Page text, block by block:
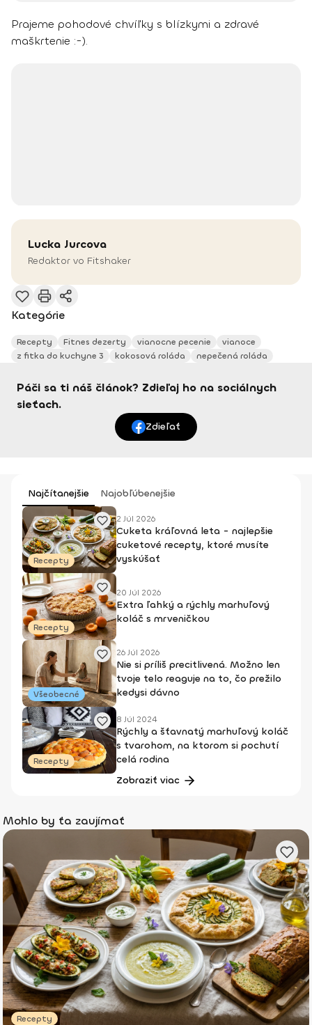
Prajeme pohodové chvíľky s blízkymi a zdravé
maškrtenie :-).
Lucka Jurcova
Redaktor vo Fitshaker
Kategórie
Recepty Fitnes dezerty vianocne pecenie
vianoce
z fitka do kuchyne 3
kokosová roláda nepečená roláda
Páči sa ti náš článok? Zdieľaj ho na sociálnych
sieťach.
Zdieľať
Najčítanejšie Najobľúbenejšie
Recepty
2 Júl 2026
Cuketa kráľovná leta - najlepšie
cuketové recepty, ktoré musíte
vyskúšať
Recepty
20 Júl 2026
Extra ľahký a rýchly marhuľový
koláč s mrveničkou
Všeobecné
26 Júl 2026
Nie si príliš precitlivená. Možno len
tvoje telo reaguje na to, čo prežilo
kedysi dávno
Recepty
8 Júl 2024
Rýchly a šťavnatý marhuľový koláč
s tvarohom, na ktorom si pochutí
celá rodina
Zobraziť viac
Mohlo by ťa zaujímať
Recepty